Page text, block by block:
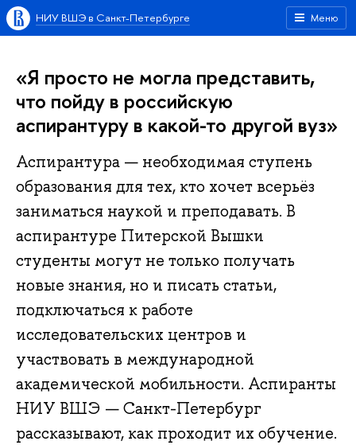
Меню
НИУ ВШЭ в Санкт-Петербурге
«Я просто не могла представить,
что пойду в российскую
аспирантуру в какой-то другой вуз»
Аспирантура — необходимая ступень
образования для тех, кто хочет всерьёз
заниматься наукой и преподавать. В
аспирантуре Питерской Вышки
студенты могут не только получать
новые знания, но и писать статьи,
подключаться к работе
исследовательских центров и
участвовать в международной
академической мобильности. Аспиранты
НИУ ВШЭ — Санкт-Петербург
рассказывают, как проходит их обучение.